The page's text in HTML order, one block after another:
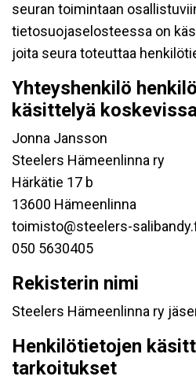
seuran toimintaan
tietosuojaselosteessa on
joita seura toteuttaa
Yhteyshenkilö
käsittelyä
Jonna Jansson
Steelers Hämeenlinna ry
Härkätie 17 b
13600 Hämeenlinna
toimisto@steelers-
050 5630405
Rekisterin nimi
Steelers Hämeenlinna ry
Henkilötietojen
tarkoitukset